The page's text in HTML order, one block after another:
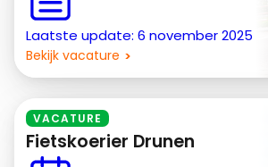
Laatste update: 6 november 2025
Bekijk vacature
VACATURE
Fietskoerier Drunen